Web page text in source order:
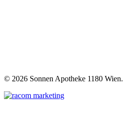
© 2026 Sonnen Apotheke 1180 Wien.